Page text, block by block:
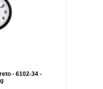
- 6102-34 -